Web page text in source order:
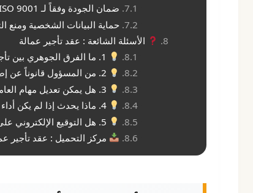
ضمان الجودة وفقاً لـ ISO 9001
حماية البيانات الشخصية ومنع
الأسئلة الشائعة : عقد تأجير عمالة
4. ماذا يحدث إذا لم يكن أداء العامل المؤجر مرضياً؟
مركز التحميل : عقد تأجير